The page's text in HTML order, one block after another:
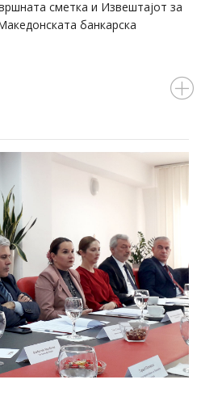
сметка и Извештајот за
банкарска